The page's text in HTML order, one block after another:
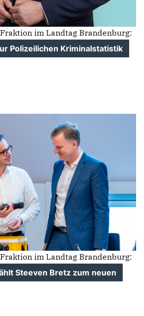
im Landtag Brandenburg:
Polizeilichen Kriminalstatistik
im Landtag Brandenburg:
Steeven Bretz zum neuen